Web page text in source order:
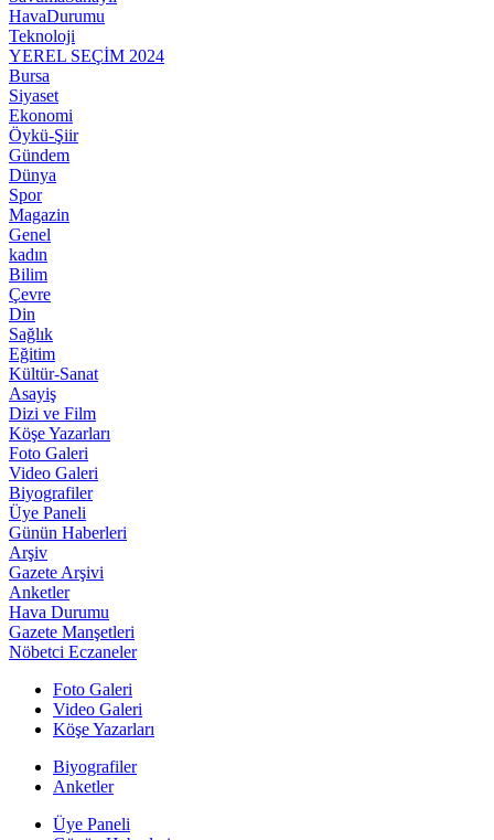
HavaDurumu
Teknoloji
YEREL SEÇİM 2024
Bursa
Siyaset
Ekonomi
Öykü-Şiir
Gündem
Dünya
Spor
Magazin
Genel
kadın
Bilim
Çevre
Din
Sağlık
Eğitim
Kültür-Sanat
Asayiş
Dizi ve Film
Köşe Yazarları
Foto Galeri
Video Galeri
Biyografiler
Üye Paneli
Günün Haberleri
Arşiv
Gazete Arşivi
Anketler
Hava Durumu
Gazete Manşetleri
Nöbetci Eczaneler
Foto Galeri
Video Galeri
Köşe Yazarları
Biyografiler
Anketler
Üye Paneli